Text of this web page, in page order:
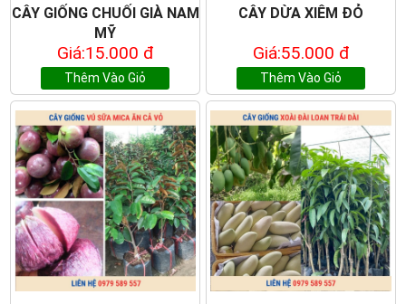
CÂY GIỐNG CHUỐI GIÀ NAM
MỸ
Giá:15.000 đ
Thêm Vào Giỏ
CÂY DỪA XIÊM ĐỎ
Giá:55.000 đ
Thêm Vào Giỏ